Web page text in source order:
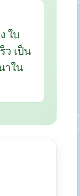
ใบ
ว เป็น
าใน